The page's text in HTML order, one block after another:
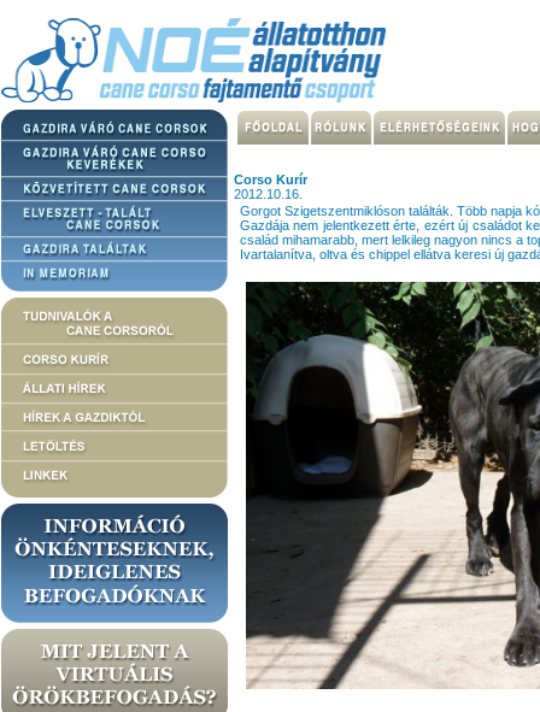
Corso Kurír
2012.10.16.
Gorgot Szigetszentmiklóson találták. Több napja
Gazdája nem jelentkezett érte, ezért új családot
család mihamarabb, mert lelkileg nagyon nincs a
Ivartalanítva, oltva és chippel ellátva keresi új